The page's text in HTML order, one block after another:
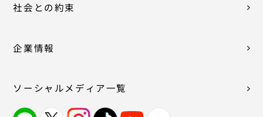
社会との約束
企業情報
ソーシャルメディア一覧